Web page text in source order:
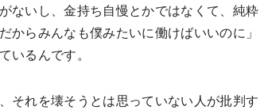
ないし、金持ち自慢とかではなくて、純粋
からみんなも僕みたいに働けばいいのに」
いるんです。
それを壊そうとは思っていない人が批判す